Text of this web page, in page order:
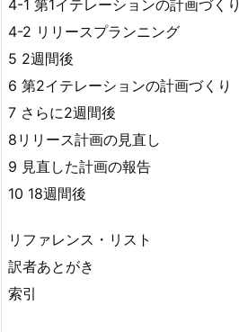
4-1 第1イテレーションの計画づくり
4-2 リリースプランニング
5 2週間後
6 第2イテレーションの計画づくり
7 さらに2週間後
8リリース計画の見直し
9 見直した計画の報告
10 18週間後
リファレンス・リスト
訳者あとがき
索引